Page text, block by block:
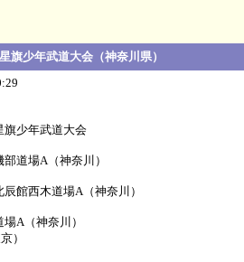
旗少年武道大会（神奈川県）
旗少年武道大会
道場A（神奈川）
館西木道場A（神奈川）
A（神奈川）
）